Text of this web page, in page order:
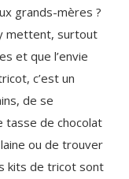
grands-mères ?
mettent, surtout
et que l’envie
c’est un
de se
tasse de chocolat
laine ou de trouver
kits de tricot sont